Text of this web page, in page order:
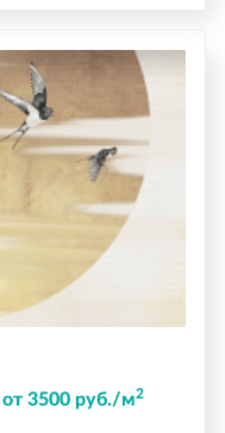
от 3500 руб./м2